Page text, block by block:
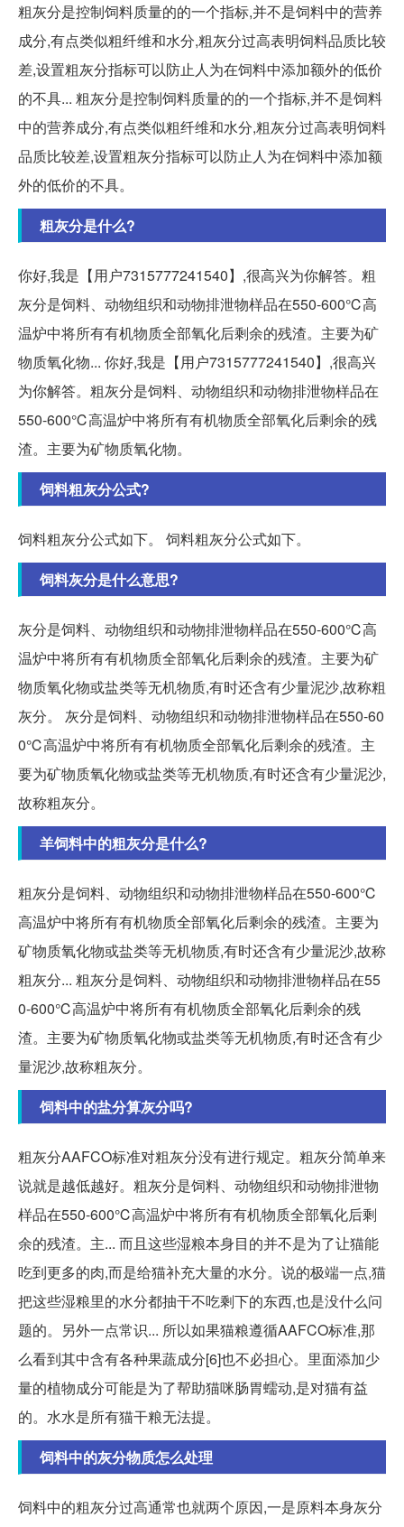
粗灰分是控制饲料质量的的一个指标,并不是饲料中的营养
成分,有点类似粗纤维和水分,粗灰分过高表明饲料品质比较
差,设置粗灰分指标可以防止人为在饲料中添加额外的低价
的不具... 粗灰分是控制饲料质量的的一个指标,并不是饲料
中的营养成分,有点类似粗纤维和水分,粗灰分过高表明饲料
品质比较差,设置粗灰分指标可以防止人为在饲料中添加额
外的低价的不具。
粗灰分是什么?
你好,我是【用户7315777241540】,很高兴为你解答。粗
灰分是饲料、动物组织和动物排泄物样品在550-600℃高
温炉中将所有有机物质全部氧化后剩余的残渣。主要为矿
物质氧化物... 你好,我是【用户7315777241540】,很高兴
为你解答。粗灰分是饲料、动物组织和动物排泄物样品在
550-600℃高温炉中将所有有机物质全部氧化后剩余的残
渣。主要为矿物质氧化物。
饲料粗灰分公式?
饲料粗灰分公式如下。 饲料粗灰分公式如下。
饲料灰分是什么意思?
灰分是饲料、动物组织和动物排泄物样品在550-600℃高
温炉中将所有有机物质全部氧化后剩余的残渣。主要为矿
物质氧化物或盐类等无机物质,有时还含有少量泥沙,故称粗
灰分。 灰分是饲料、动物组织和动物排泄物样品在550-60
0℃高温炉中将所有有机物质全部氧化后剩余的残渣。主
要为矿物质氧化物或盐类等无机物质,有时还含有少量泥沙,
故称粗灰分。
羊饲料中的粗灰分是什么?
粗灰分是饲料、动物组织和动物排泄物样品在550-600℃
高温炉中将所有有机物质全部氧化后剩余的残渣。主要为
矿物质氧化物或盐类等无机物质,有时还含有少量泥沙,故称
粗灰分... 粗灰分是饲料、动物组织和动物排泄物样品在55
0-600℃高温炉中将所有有机物质全部氧化后剩余的残
渣。主要为矿物质氧化物或盐类等无机物质,有时还含有少
量泥沙,故称粗灰分。
饲料中的盐分算灰分吗?
粗灰分AAFCO标准对粗灰分没有进行规定。粗灰分简单来
说就是越低越好。粗灰分是饲料、动物组织和动物排泄物
样品在550-600℃高温炉中将所有有机物质全部氧化后剩
余的残渣。主... 而且这些湿粮本身目的并不是为了让猫能
吃到更多的肉,而是给猫补充大量的水分。说的极端一点,猫
把这些湿粮里的水分都抽干不吃剩下的东西,也是没什么问
题的。另外一点常识... 所以如果猫粮遵循AAFCO标准,那
么看到其中含有各种果蔬成分[6]也不必担心。里面添加少
量的植物成分可能是为了帮助猫咪肠胃蠕动,是对猫有益
的。水水是所有猫干粮无法提。
饲料中的灰分物质怎么处理
饲料中的粗灰分过高通常也就两个原因,一是原料本身灰分